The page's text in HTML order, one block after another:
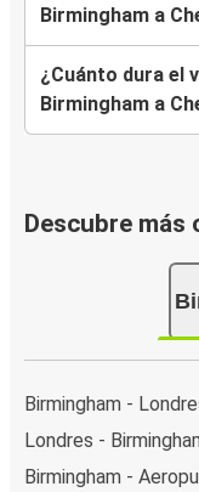
Birmingham a
¿Cuánto dura el
Birmingham a
Descubre más
Birmingham -
Londres -
Birmingham -